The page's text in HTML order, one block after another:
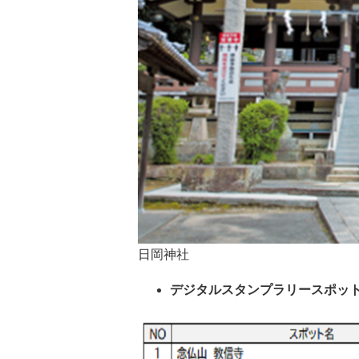
日岡神社
デジタルスタンプラリースポッ